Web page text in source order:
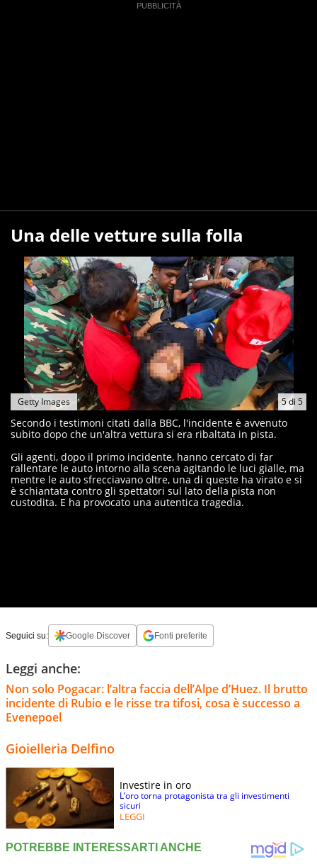
Una delle vetture sulla folla
5di 5
Getty Images
Secondo i testimoni citati dalla BBC, l'incidente è avvenuto
subito dopo che un'altra vettura si era ribaltata in pista.
Gli agenti, dopo il primo incidente, hanno cercato di far
rallentare le auto intorno alla scena agitando le luci gialle, ma
mentre le auto sfrecciavano oltre, una di queste ha virato e si
è schiantata contro gli spettatori sul lato della pista non
custodita. E ha provocato una autentica tragedia.
Seguici su: Google Discover Fonti preferite
Leggi anche:
Non solo Pogacar: l’altra faccia dell’Alpe d’Huez. Il brutto
incidente di Rubio e le risse tra tifosi, cosa è successo a
Evenepoel
Gioielleria Delfino
Investire in oro
L’oro torna protagonista tra gli investimenti
sicuri
LEGGI